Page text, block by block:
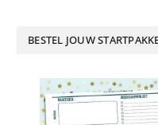
BESTEL JOUW